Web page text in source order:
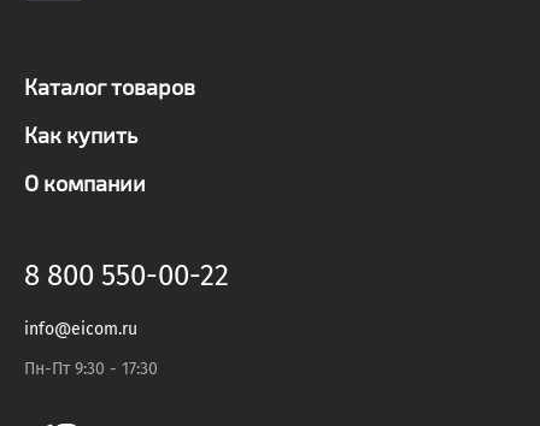
Каталог товаров
Как купить
О компании
8 800 550-00-22
info@eicom.ru
Пн-Пт 9:30 - 17:30